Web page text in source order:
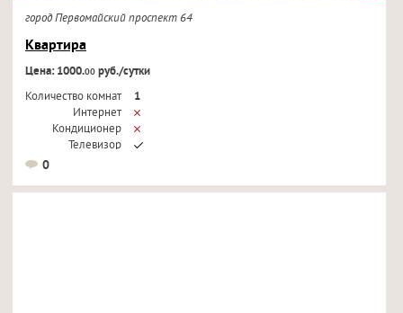
город Первомайский проспект 64
Квартира
Цена: 1000.00руб./сутки
Количество комнат
1
Интернет
Кондиционер
Телевизор
0